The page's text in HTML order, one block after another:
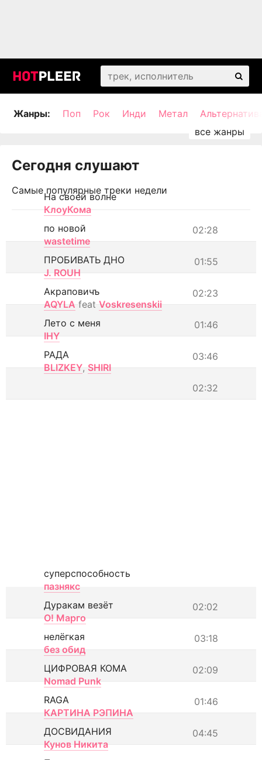
Жанры: Поп Рок Инди Метал
Сегодня слушают
Самые популярные треки недели
На своей волне
КлоуКома
02:28
по новой
wastetime
01:55
ПРОБИВАТЬ ДНО
J. ROUH
02:23
Акраповичъ
AQYLA feat Voskresenskii
01:46
Лето с меня
IHY
03:46
РАДА
BLIZKEY, SHIRI
02:32
суперспособность
пазнякс
02:02
Дуракам везёт
О! Марго
03:18
нелёгкая
без обид
02:09
ЦИФРОВАЯ КОМА
Nomad Punk
01:46
RAGA
КАРТИНА РЭПИНА
04:45
ДОСВИДАНИЯ
Кунов Никита